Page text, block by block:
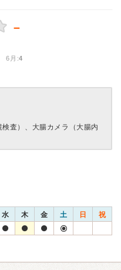
－
月:4
査）、大腸カメラ（大腸内
水 木 金 土 日 祝